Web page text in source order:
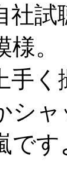
社
。
手
シ
です